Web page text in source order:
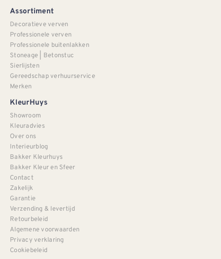
Assortiment
Decoratieve verven
Professionele verven
Professionele buitenlakken
Stoneage | Betonstuc
Sierlijsten
Gereedschap verhuurservice
Merken
KleurHuys
Showroom
Kleuradvies
Over ons
Interieurblog
Bakker Kleurhuys
Bakker Kleur en Sfeer
Contact
Zakelijk
Garantie
Verzending & levertijd
Retourbeleid
Algemene voorwaarden
Privacy verklaring
Cookiebeleid